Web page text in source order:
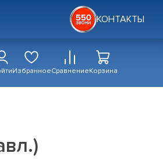
КОНТАКТЫ
ИзбранноеСравнениеКорзина